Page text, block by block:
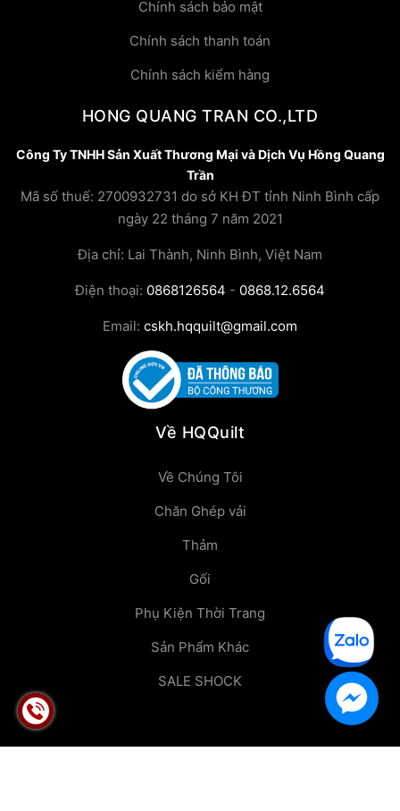
Chính sách bảo mật
Chính sách thanh toán
Chính sách kiểm hàng
HONG QUANG TRAN CO.,LTD
Công Ty TNHH Sản Xuất Thương Mại và Dịch Vụ Hồng Quang
Trần
Mã số thuế: 2700932731 do sở KH ĐT tỉnh Ninh Bình cấp
ngày 22 tháng 7 năm 2021
Địa chỉ: Lai Thành, Ninh Bình, Việt Nam
Điện thoại: 0868126564 - 0868.12.6564
Email: cskh.hqquilt@gmail.com
Về HQQuilt
Về Chúng Tôi
Chăn Ghép vải
Thảm
Gối
Phụ Kiện Thời Trang
Sản Phẩm Khác
SALE SHOCK